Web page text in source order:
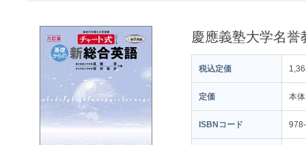
慶應義塾大学名
税込定価
定価 本
ISBNコード